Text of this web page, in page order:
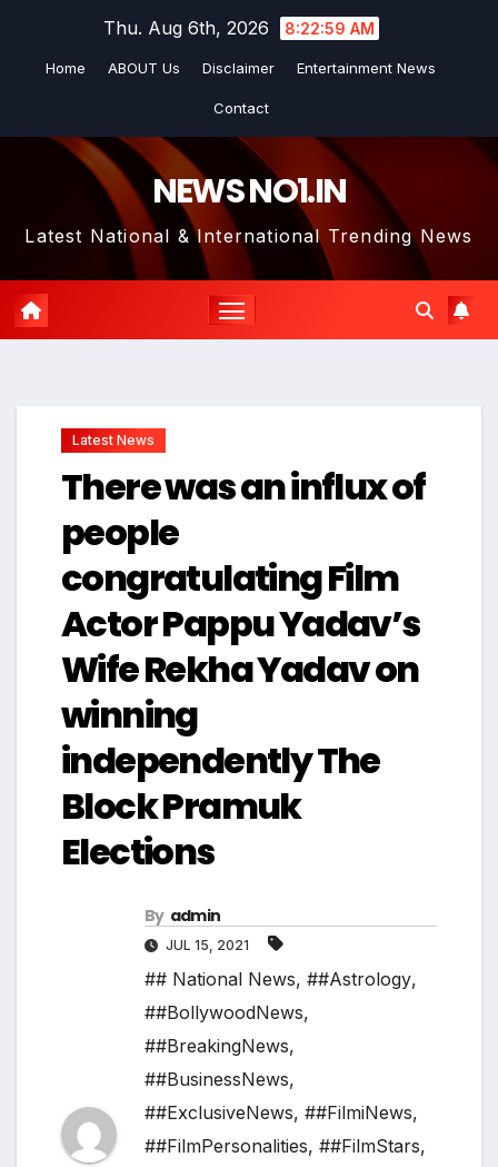
Thu. Aug 6th, 2026 8:22:59 AM
Home ABOUT Us Disclaimer Entertainment News
Contact
NEWS NO1.IN
Latest National & International Trending News
Latest News
There was an influx of
people
congratulating Film
Actor Pappu Yadav’s
Wife Rekha Yadav on
winning
independently The
Block Pramuk
Elections
By admin
JUL 15, 2021
## National News, ##Astrology,
##BollywoodNews,
##BreakingNews,
##BusinessNews,
##ExclusiveNews, ##FilmiNews,
##FilmPersonalities, ##FilmStars,